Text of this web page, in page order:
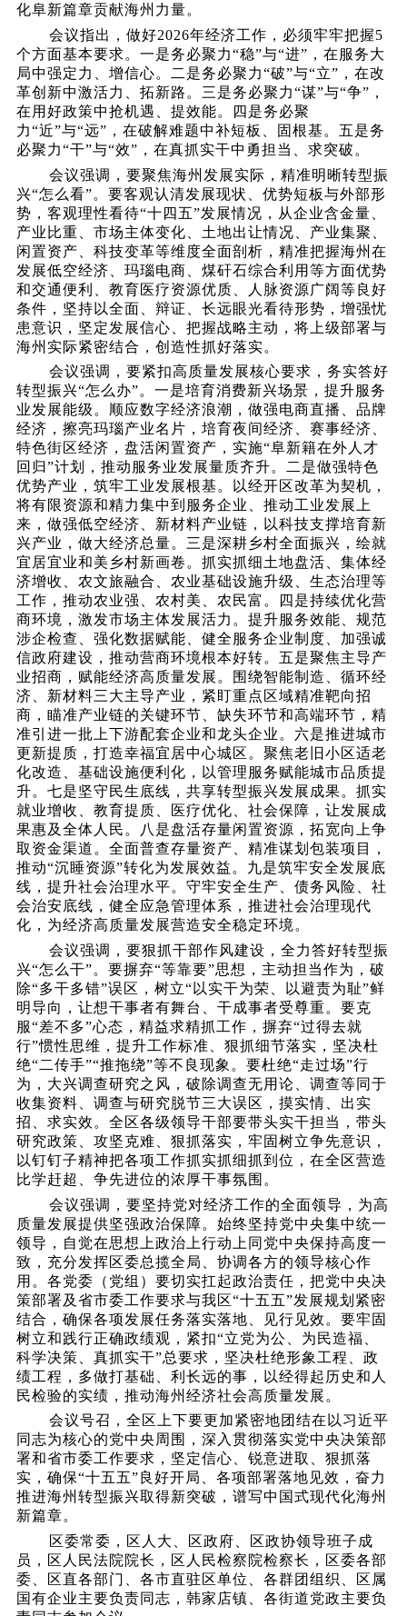
化阜新篇章贡献海州力量。
会议指出，做好2026年经济工作，必须牢牢把握5
个方面基本要求。 一是务必聚力“稳”与“进”，在服务大
局中强定力、增信心。二是务必聚力“破”与“立”，在改
革创新中激活力、拓新路。三是务必聚力“谋”与“争”，
在用好政策中抢机遇、提效能。四是务必聚
力“近”与“远”，在破解难题中补短板、固根基。五是务
必聚力“干”与“效”，在真抓实干中勇担当、求突破。
会议强调，要聚焦海州发展实际，精准明晰转型振
兴“怎么看”。要客观认清发展现状、优势短板与外部形
势，客观理性看待“十四五”发展情况，从企业含金量、
产业比重、市场主体变化、土地出让情况、产业集聚、
闲置资产、科技变革等维度全面剖析，精准把握海州在
发展低空经济、玛瑙电商、煤矸石综合利用等方面优势
和交通便利、教育医疗资源优质、人脉资源广阔等良好
条件，坚持以全面、辩证、长远眼光看待形势，增强忧
患意识，坚定发展信心、把握战略主动，将上级部署与
海州实际紧密结合，创造性抓好落实。
会议强调，要紧扣高质量发展核心要求，务实答好
转型振兴“怎么办”。 一是培育消费新兴场景，提升服务
业发展能级。顺应数字经济浪潮，做强电商直播、品牌
经济，擦亮玛瑙产业名片，培育夜间经济、赛事经济、
特色街区经济，盘活闲置资产，实施“阜新籍在外人才
回归”计划，推动服务业发展量质齐升。二是做强特色
优势产业，筑牢工业发展根基。以经开区改革为契机，
将有限资源和精力集中到服务企业、推动工业发展上
来，做强低空经济、新材料产业链，以科技支撑培育新
兴产业，做大经济总量。三是深耕乡村全面振兴，绘就
宜居宜业和美乡村新画卷。抓实抓细土地盘活、集体经
济增收、农文旅融合、农业基础设施升级、生态治理等
工作，推动农业强、农村美、农民富。四是持续优化营
商环境，激发市场主体发展活力。提升服务效能、规范
涉企检查、强化数据赋能、健全服务企业制度、加强诚
信政府建设，推动营商环境根本好转。五是聚焦主导产
业招商，赋能经济高质量发展。围绕智能制造、循环经
济、新材料三大主导产业，紧盯重点区域精准靶向招
商，瞄准产业链的关键环节、缺失环节和高端环节，精
准引进一批上下游配套企业和龙头企业。六是推进城市
更新提质，打造幸福宜居中心城区。聚焦老旧小区适老
化改造、基础设施便利化，以管理服务赋能城市品质提
升。七是坚守民生底线，共享转型振兴发展成果。抓实
就业增收、教育提质、医疗优化、社会保障，让发展成
果惠及全体人民。八是盘活存量闲置资源，拓宽向上争
取资金渠道。全面普查存量资产、精准谋划包装项目，
推动“沉睡资源”转化为发展效益。九是筑牢安全发展底
线，提升社会治理水平。守牢安全生产、债务风险、社
会治安底线，健全应急管理体系，推进社会治理现代
化，为经济高质量发展营造安全稳定环境。
会议强调，要狠抓干部作风建设，全力答好转型振
兴“怎么干”。要摒弃“等靠要”思想，主动担当作为，破
除“多干多错”误区，树立“以实干为荣、以避责为耻”鲜
明导向，让想干事者有舞台、干成事者受尊重。要克
服“差不多”心态，精益求精抓工作，摒弃“过得去就
行”惯性思维，提升工作标准、狠抓细节落实，坚决杜
绝“二传手”“推拖绕”等不良现象。要杜绝“走过场”行
为，大兴调查研究之风，破除调查无用论、调查等同于
收集资料、调查与研究脱节三大误区，摸实情、出实
招、求实效。全区各级领导干部要带头实干担当，带头
研究政策、攻坚克难、狠抓落实，牢固树立争先意识，
以钉钉子精神把各项工作抓实抓细抓到位，在全区营造
比学赶超、争先进位的浓厚干事氛围。
会议强调，要坚持党对经济工作的全面领导，为高
质量发展提供坚强政治保障。始终坚持党中央集中统一
领导，自觉在思想上政治上行动上同党中央保持高度一
致，充分发挥区委总揽全局、协调各方的领导核心作
用。各党委（党组）要切实扛起政治责任，把党中央决
策部署及省市委工作要求与我区“十五五”发展规划紧密
结合，确保各项发展任务落实落地、见行见效。要牢固
树立和践行正确政绩观，紧扣“立党为公、为民造福、
科学决策、真抓实干”总要求，坚决杜绝形象工程、政
绩工程，多做打基础、利长远的事，以经得起历史和人
民检验的实绩，推动海州经济社会高质量发展。
会议号召，全区上下要更加紧密地团结在以习近平
同志为核心的党中央周围，深入贯彻落实党中央决策部
署和省市委工作要求，坚定信心、锐意进取、狠抓落
实，确保“十五五”良好开局、各项部署落地见效，奋力
推进海州转型振兴取得新突破，谱写中国式现代化海州
新篇章。
区委常委，区人大、区政府、区政协领导班子成
员，区人民法院院长，区人民检察院检察长，区委各部
委、区直各部门、各市直驻区单位、各群团组织、区属
国有企业主要负责同志，韩家店镇、各街道党政主要负